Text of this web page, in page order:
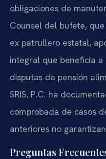
obligaciones de
Counsel del bufete,
ex patrullero estatal,
integral que beneficia
disputas de pensión
SRIS, P.C. ha
comprobada de casos
anteriores no
Preguntas